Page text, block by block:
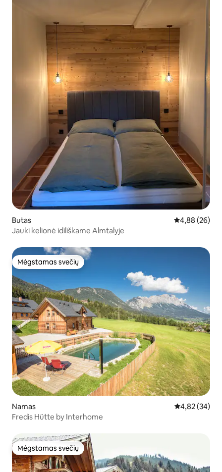
Butas Vidutinis
4,88 (26)
Jauki kelionė idiliškame Almtalyje
Mėgstamas svečių
Mėgstamas svečių
Namas Vidutinis
4,82 (34)
Fredis Hütte by Interhome
Mėgstamas svečių
Mėgstamas svečių